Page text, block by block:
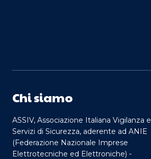
Chi siamo
ASSIV, Associazione Italiana Vigilanza e
Servizi di Sicurezza, aderente ad ANIE
(Federazione Nazionale Imprese
Elettrotecniche ed Elettroniche) -